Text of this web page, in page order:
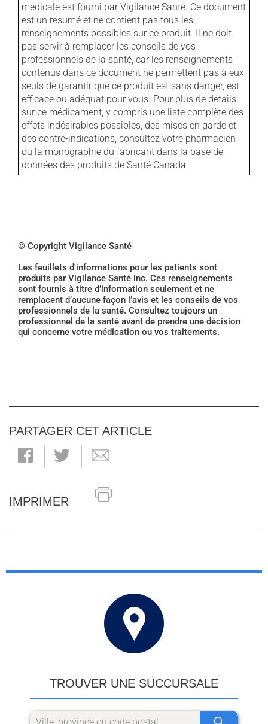
médicale est fourni par Vigilance Santé. Ce document
est un résumé et ne contient pas tous les
renseignements possibles sur ce produit. Il ne doit
pas servir à remplacer les conseils de vos
professionnels de la santé, car les renseignements
contenus dans ce document ne permettent pas à eux
seuls de garantir que ce produit est sans danger, est
efficace ou adéquat pour vous. Pour plus de détails
sur ce médicament, y compris une liste complète des
effets indésirables possibles, des mises en garde et
des contre-indications, consultez votre pharmacien
ou la monographie du fabricant dans la base de
données des produits de Santé Canada.
© Copyright Vigilance Santé
Les feuillets d'informations pour les patients sont
produits par Vigilance Santé inc. Ces renseignements
sont fournis à titre d’information seulement et ne
remplacent d’aucune façon l’avis et les conseils de vos
professionnels de la santé. Consultez toujours un
professionnel de la santé avant de prendre une décision
qui concerne votre médication ou vos traitements.
PARTAGER CET ARTICLE
IMPRIMER
TROUVER UNE SUCCURSALE